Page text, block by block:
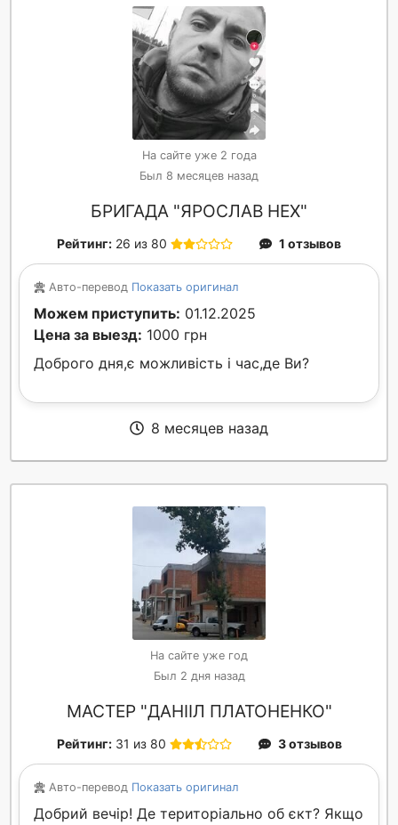
На сайте уже 2 года
Был 8 месяцев назад
БРИГАДА "ЯРОСЛАВ НЕХ"
Рейтинг: 26 из 80 1 отзывов
Авто-перевод Показать оригинал
Можем приступить: 01.12.2025
Цена за выезд: 1000 грн
Доброго дня,є можливість і час,де Ви?
8 месяцев назад
На сайте уже год
Был 2 дня назад
МАСТЕР "ДАНІІЛ ПЛАТОНЕНКО"
Рейтинг: 31 из 80 3 отзывов
Авто-перевод Показать оригинал
Добрий вечір! Де територіально об єкт? Якщо